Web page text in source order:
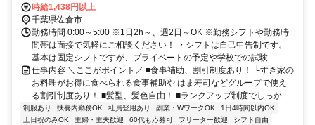
区センター徒歩約43分、山万ユーカリが丘線 女子大徒歩約44分 京成
臼井駅徒歩7分
時給1,438円以上
千葉県佐倉市
勤務時間 0:00～5:00 ※1日2h～、週2日～OK ※勤務シフトや勤務時
間帯は面接で気軽にご相談ください！ ・シフトは自己申告制です。
基本は固定シフトですが、プライベートの予定や学校での試験...
仕事内容 ＼ここがポイント／ ■食事補助、割引制度あり！ └すき家の
お料理がお得に食べられる食事補助や はま寿司などグループで使え
る割引制度あり！ ■髪型、髪色自由！ ■ランクアップ制度でしっか...
制服あり 扶養内勤務OK 社員登用あり 副業・WワークOK
1日4時間以内OK
土日祝のみOK
主婦・主夫歓迎 60代も応募可 フリーター歓迎
シフト自由